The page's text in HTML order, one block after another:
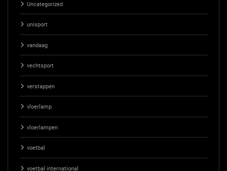
Uncategorized
unisport
vandaag
vechtsport
verstappen
vloerlamp
vloerlampen
voetbal
voetbal international